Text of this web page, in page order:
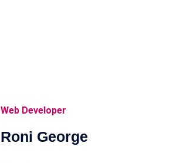
Web Developer
Roni George